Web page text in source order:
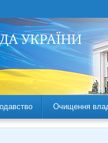
Очищення